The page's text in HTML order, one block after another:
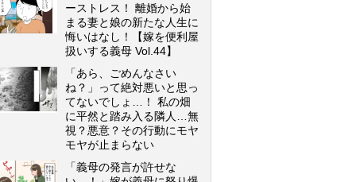
ーストレス！ 離婚から始
まる妻と娘の新たな人生に
悔いはなし！【嫁を便利屋
扱いする義母 Vol.44】
「あら、ごめんなさい
ね？」って絶対悪いと思っ
てないでしょ…！ 私の畑
に平然と踏み入る隣人…無
視？悪意？その行動にモヤ
モヤが止まらない
「義母の発言が許せな